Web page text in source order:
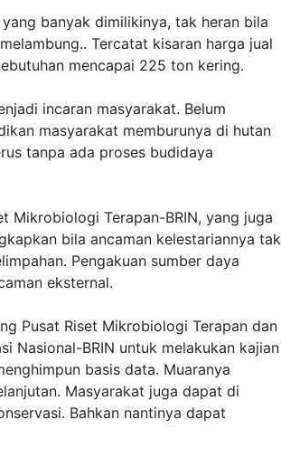
banyak dimilikinya, tak heran bila
Tercatat kisaran harga jual
mencapai 225 ton kering.
incaran masyarakat. Belum
masyarakat memburunya di hutan
tanpa ada proses budidaya
Mikrobiologi Terapan-BRIN, yang juga
bila ancaman kelestariannya tak
Pengakuan sumber daya
eksternal.
Pusat Riset Mikrobiologi Terapan dan
Nasional-BRIN untuk melakukan kajian
basis data. Muaranya
Masyarakat juga dapat di
Bahkan nantinya dapat